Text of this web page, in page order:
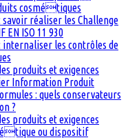
cosmétiques
réaliser les Challenge
EN ISO 11 930
internaliser les contrôles de
produits et exigences
Information Produit
: quels conservateurs
?
produits et exigences
ou dispositif